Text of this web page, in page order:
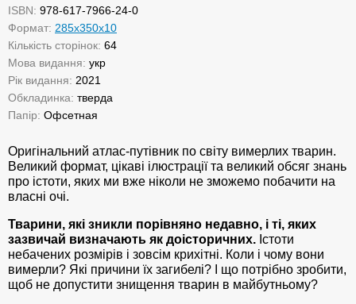
ISBN: 978-617-7966-24-0
Формат: 285х350х10
Кількість сторінок: 64
Мова видання: укр
Рік видання: 2021
Обкладинка: тверда
Папір: Офсетная
Оригінальний атлас-путівник по світу вимерлих тварин.
Великий формат, цікаві ілюстрації та великий обсяг знань
про істоти, яких ми вже ніколи не зможемо побачити на
власні очі.
Тварини, які зникли порівняно недавно, і ті, яких
зазвичай визначають як доісторичних. Істоти
небачених розмірів і зовсім крихітні. Коли і чому вони
вимерли? Які причини їх загибелі? І що потрібно зробити,
щоб не допустити знищення тварин в майбутньому?